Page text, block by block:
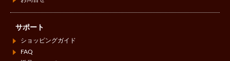
サポート
ショッピングガイド
FAQ